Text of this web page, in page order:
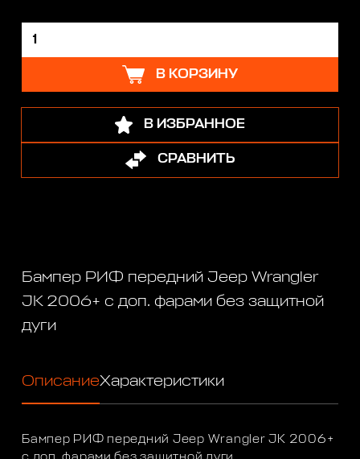
В КОРЗИНУ
В ИЗБРАННОЕ
СРАВНИТЬ
Бампер РИФ передний Jeep Wrangler
JK 2006+ с доп. фарами без защитной
дуги
ОписаниеХарактеристики
Бампер РИФ передний Jeep Wrangler JK 2006+